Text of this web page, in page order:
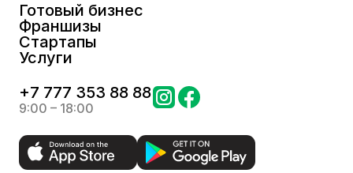
Готовый бизнес
Франшизы
Стартапы
Услуги
+7 777 353 88 88
9:00 – 18:00